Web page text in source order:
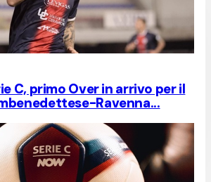
C, primo Over in arrivo per il
Ravenna...